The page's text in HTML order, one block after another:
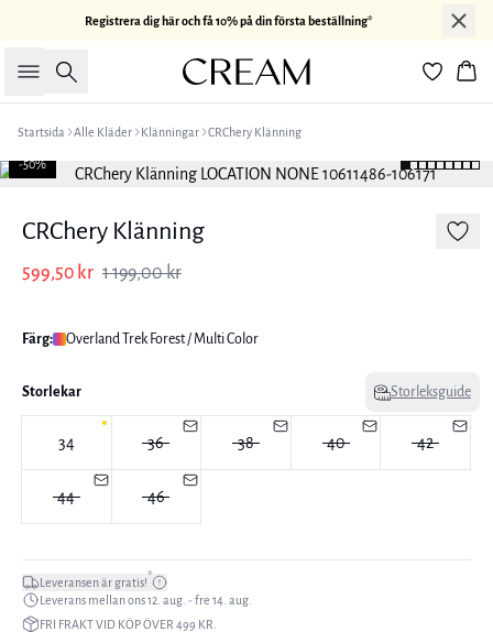
Registrera dig här och få 10% på din första beställning*
Sök
Startsida Alle Kläder Klänningar CRChery Klänning
-50%
CRChery Klänning
599,50 kr 1 199,00 kr
Färg: Overland Trek Forest / Multi Color
Storlekar Storleksguide
34 36 38 40 42
44 46
Leveransen är gratis!*
Leverans mellan ons 12. aug. - fre 14. aug.
FRI FRAKT VID KÖP ÖVER 499 KR.